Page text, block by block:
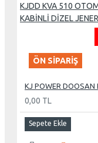
ÖN SIPARIŞ
0,00 TL
Sepete Ekle